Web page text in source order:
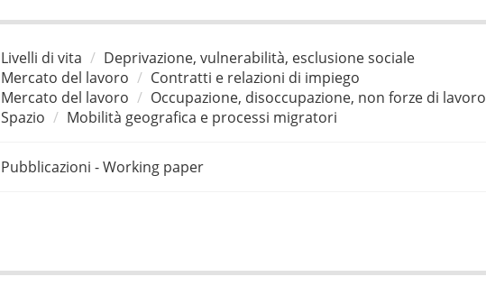
Livelli di vita
Deprivazione, vulnerabilità, esclusione sociale
Mercato del lavoro
Contratti e relazioni di impiego
Mercato del lavoro
Occupazione, disoccupazione, non forze di lavoro
Spazio
Mobilità geografica e processi migratori
Pubblicazioni - Working paper